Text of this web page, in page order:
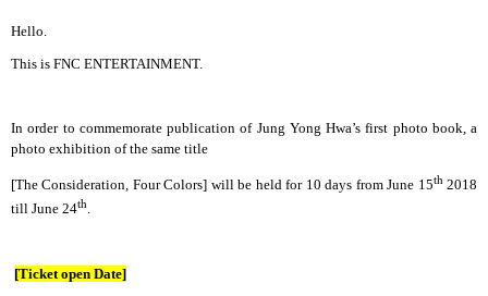
Hello.
This is FNC ENTERTAINMENT.
In order to commemorate publication of Jung Yong Hwa’s first photo book, a
photo exhibition of the same title
[The Consideration, Four Colors] will be held for 10 days from June 15th2018
till June 24th.
[Ticket open Date]